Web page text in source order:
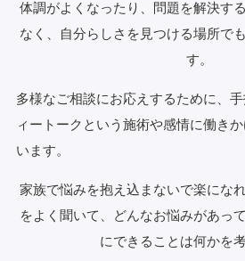
体調がよくなったり、問題を解決す
なく、自分らしさを見つける場所で
す。
多様なご相談にお応えするために、
ィートークという施術や感情に働き
います。
家族で悩みを抱え込まないで楽にな
をよく聞いて、どんなお悩みがあっ
にできることは何かを考